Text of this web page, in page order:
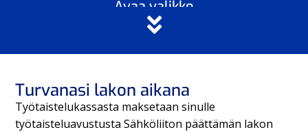
Avaa valikko
Turvanasi lakon aikana
Työtaistelukassasta maksetaan sinulle
työtaisteluavustusta Sähköliiton päättämän lakon